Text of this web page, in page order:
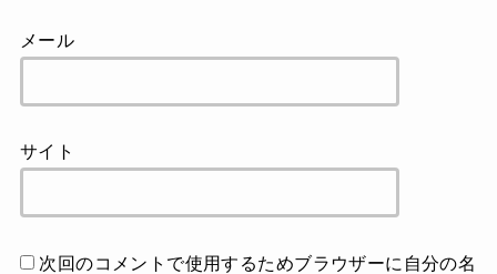
メール
サイト
次回のコメントで使用するためブラウザーに自分の名